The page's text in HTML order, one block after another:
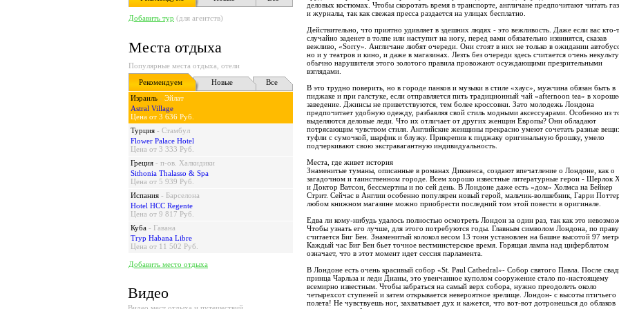
Добавить тур (для агентств)
Места отдыха
Популярные места отдыха, отели
Рекомендуем
Новые
Все
Израиль - Эйлат
Astral Village
Цена от 3 636 Руб.
Турция - Стамбул
Flower Palace Hotel
Цена от 3 333 Руб.
Греция - п-ов. Халкидики
Sithonia Thalasso & Spa
Цена от 5 939 Руб.
Испания - Барселона
Hotel HCC Regente
Цена от 9 817 Руб.
Куба - Гавана
Tryp Habana Libre
Цена от 11 502 Руб.
Добавить место отдыха
Видео
деловых костюмах. Чтобы скоротать время в транспорте, англичане предпочитают читать
и журналы, так как свежая пресса раздается на улицах бесплатно.
Действительно, что приятно удивляет в здешних людях - это вежливость. Даже если вас кто-
случайно заденет в толпе или наступит на ногу, перед вами обязательно извинятся, сказав
вежливо, «Sorry». Англичане любят очереди. Они стоят в них не только в ожидании
но и у театров и кино, и даже в магазинах. Лезть без очереди здесь считается очень
обычно нарушителя этого золотого правила провожают осуждающими презрительными
взглядами.
В это трудно поверить, но в городе панков и музыки в стиле «хаус», мужчина обязан быть в
пиджаке и при галстуке, если отправляется пить традиционный чай «afternoon tea» в
заведение. Джинсы не приветствуются, тем более кроссовки. Зато молодежь Лондона
предпочитает удобную одежду, разбавляя свой стиль модными аксессуарами. Особенно из
выделяются деловые леди. Что их отличает от других женщин Европы? Они обладают
потрясающим чувством стиля. Английские женщины прекрасно умеют сочетать разные вещи:
туфли с сумочкой, шарфик и блузку. Прикрепив к пиджаку оригинальную брошку, умело
подчеркивают свою экстравагантную индивидуальность.
Места, где живет история
Знаменитые туманы, описанные в романах Диккенса, создают впечатление о Лондоне, как о
загадочном и таинственном городе. Всем хорошо известные литературные герои - Шерлок
и Доктор Ватсон, бессмертны и по сей день. В Лондоне даже есть «дом» Холмса на Бейкер
Стрит. Сейчас в Англии особенно популярен новый герой, мальчик-волшебник, Гарри
любом книжном магазине можно приобрести последний том этой повести в оригинале.
Едва ли кому-нибудь удалось полностью осмотреть Лондон за один раз, так как это
Чтобы узнать его лучше, для этого потребуются годы. Главным символом Лондона, по праву
считается Биг Бен. Знаменитый колокол весом 13 тонн установлен на башне высотой 97
Каждый час Биг Бен бьет точное вестминстерское время. Горящая лампа над циферблатом
означает, что в этот момент идет сессия парламента.
В Лондоне есть очень красивый собор «St. Paul Cathedral»- Собор святого Павла. После
принца Чарльза и леди Дианы, это увенчанное куполом сооружение стало по-настоящему
всемирно известным. Чтобы забраться на самый верх собора, нужно преодолеть около
четырехсот ступеней и затем открывается невероятное зрелище. Лондон- с высоты птичьего
полета! Не чувствуешь ног, захватывает дух и кажется, что вот-вот дотронешься до облаков